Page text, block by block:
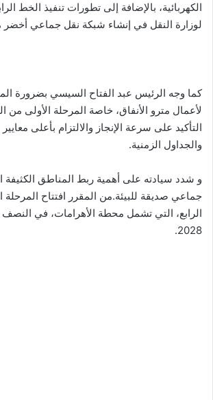
الكهربائية، بالإضافة إلى تطورات تنفيذ الخط
لوزارة النقل في إنشاء شبكة نقل جماعي أخضر
كما وجه الرئيس عبد الفتاح السيسي بضرورة
لأعمال مترو الأنفاق، خاصة المرحلة الأولى من
التأكيد على سرعة الإنجاز والالتزام بأعلى
والجداول الزمنية.
و شدد سيادته على أهمية ربط المناطق الكثيفة
جماعي صديقة للبيئة.من المقرر افتتاح
الرابع، التي تشمل محطة الأهرامات، في
2028.